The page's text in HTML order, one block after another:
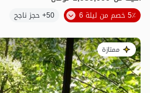
5٪ خصم من ليلة 6
50+ حجز ناجح
ممتازة